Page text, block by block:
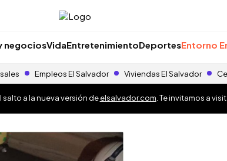
negociosVidaEntretenimientoDeportesEntorno
Empleos El Salvador Viviendas El Salvador
salto a la nueva versión deelsalvador.com . Te invitamos a